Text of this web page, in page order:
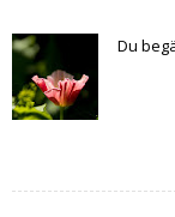
Du